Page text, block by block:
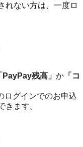
れない方は、 一度ロ
残高」 か 「コ
ログインでのお申込
きます。